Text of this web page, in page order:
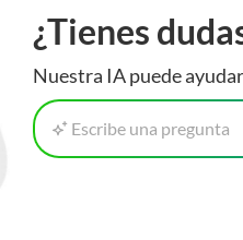
el producto a instalar.
de agua modificaciones de
o gasfitería (agua o
no considera
y en el caso de productos
¿Tienes
Nuestra IA puede
Escribe una pregunta